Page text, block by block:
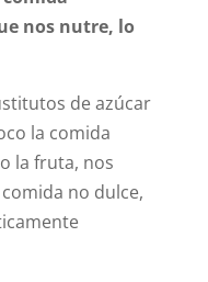
nos nutre, lo
de azúcar
la comida
la fruta, nos
no dulce,